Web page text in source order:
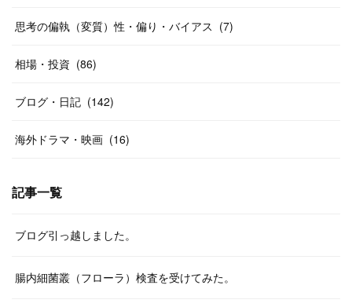
思考の偏執（変質）性・偏り・バイアス (7)
相場・投資 (86)
ブログ・日記 (142)
海外ドラマ・映画 (16)
記事一覧
ブログ引っ越しました。
腸内細菌叢（フローラ）検査を受けてみた。